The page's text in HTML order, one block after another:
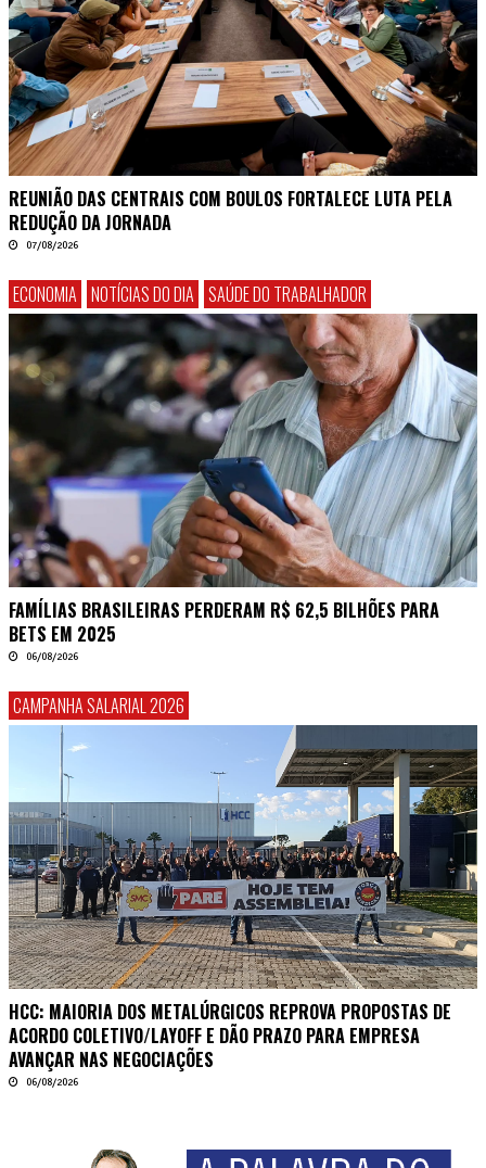
REUNIÃO DAS CENTRAIS COM BOULOS FORTALECE LUTA PELA
REDUÇÃO DA JORNADA
07/08/2026
ECONOMIA NOTÍCIAS DO DIA SAÚDE DO TRABALHADOR
FAMÍLIAS BRASILEIRAS PERDERAM R$ 62,5 BILHÕES PARA
BETS EM 2025
06/08/2026
CAMPANHA SALARIAL 2026
HCC: MAIORIA DOS METALÚRGICOS REPROVA PROPOSTAS DE
ACORDO COLETIVO/LAYOFF E DÃO PRAZO PARA EMPRESA
AVANÇAR NAS NEGOCIAÇÕES
06/08/2026